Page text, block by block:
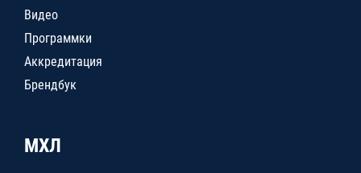
Видео
Программки
Аккредитация
Брендбук
МХЛ